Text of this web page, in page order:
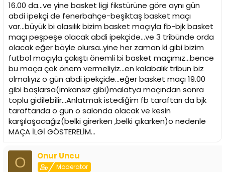
t
a
n
i
h
i
16.00 da...ve yine basket ligi fikstürüne göre aynı gün
abdi ipekçi de fenerbahçe-beşiktaş basket maçı
var...büyük bi olasılık bizim basket maçıyla fb-bjk basket
maçı peşpeşe olacak abdi ipekçide...ve 3 tribünde orda
olacak eğer böyle olursa..yine her zaman ki gibi bizim
futbol maçıyla çakıştı önemli bi basket maçımız...bence
bu maça çok önem vermeliyiz...en kalabalık tribün biz
olmalıyız o gün abdi ipekçide...eğer basket maçı 19.00
gibi başlarsa(imkansız gibi)malatya maçından sonra
toplu gidilebilir...Anlatmak istediğim fb taraftarı da bjk
taraftarıda o gün o salonda olacak ve kesin
karşılaşacağız(belki girerken ,belki çıkarken)o nedenle
MAÇA İLGİ GÖSTERELİM...
O Onur Uncu
Moderator